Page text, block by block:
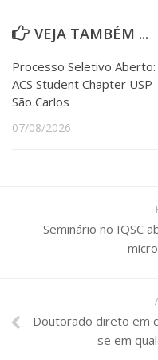
VEJA TAMBÉM ...
Processo Seletivo Aberto:
ACS Student Chapter USP
São Carlos
07/08/2026
Seminário no IQSC
Doutorado direto em
se em